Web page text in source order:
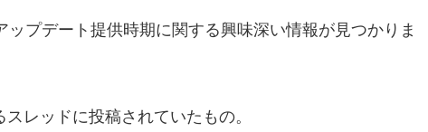
プデート提供時期に関する興味深い情報が見つかりま
レッドに投稿されていたもの。